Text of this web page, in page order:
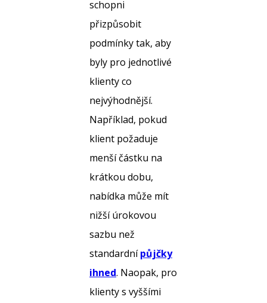
schopni
přizpůsobit
podmínky tak, aby
byly pro jednotlivé
klienty co
nejvýhodnější.
Například, pokud
klient požaduje
menší částku na
krátkou dobu,
nabídka může mít
nižší úrokovou
sazbu než
standardnípůjčky
ihned. Naopak, pro
klienty s vyššími